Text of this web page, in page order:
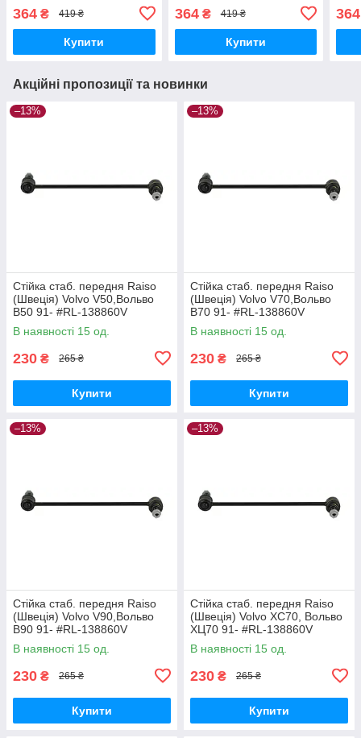
364 ₴ 419 ₴
Купити
364₴ 419 ₴
Купити
364
Акційні пропозиції та новинки
–13%
Стійка стаб. передня Raiso
(Швеція) Volvo V50,Вольво
В50 91- #RL-138860V
UAYYIOR17
В наявності 15 од.
230 ₴ 265 ₴
Купити
–13%
Стійка стаб. передня Raiso
(Швеція) Volvo V70,Вольво
В70 91- #RL-138860V
UAPVVRP17
В наявності 15 од.
230 ₴ 265 ₴
Купити
–13%
Стійка стаб. передня Raiso
(Швеція) Volvo V90,Вольво
В90 91- #RL-138860V
UAQEZFD17
В наявності 15 од.
230 ₴ 265 ₴
Купити
–13%
Стійка стаб. передня Raiso
(Швеція) Volvo XC70, Вольво
ХЦ70 91- #RL-138860V
UAPVVRP17
В наявності 15 од.
230 ₴ 265 ₴
Купити